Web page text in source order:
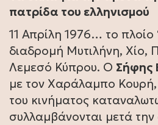
πατρίδα του ελληνισμού
11 Απρίλη 1976… το πλοίο
διαδρομή Μυτιλήνη, Χίο,
Λεμεσό Κύπρου. Ο Σήφης
με τον Χαράλαμπο
του κινήματος
συλλαμβάνονται μετά